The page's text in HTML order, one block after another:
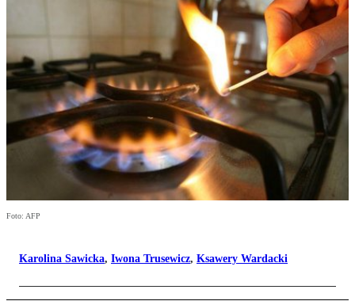
Foto: AFP
Karolina Sawicka, Iwona Trusewicz, Ksawery Wardacki